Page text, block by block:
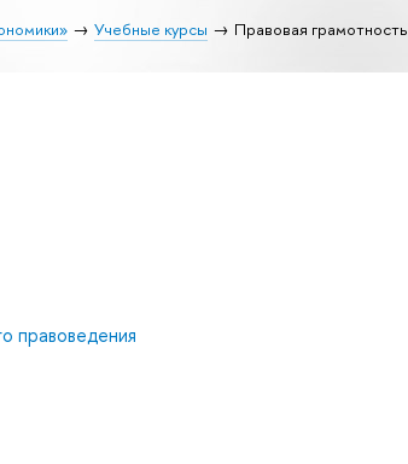
Учебные курсы Правовая грамотность
правоведения